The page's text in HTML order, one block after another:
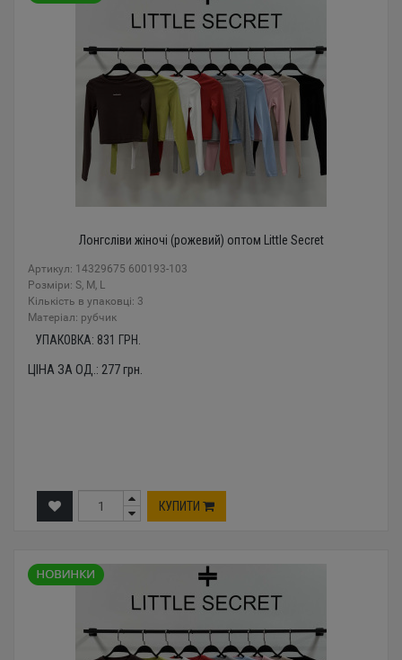
Лонгсліви жіночі (рожевий) оптом Little Secret
Артикул: 14329675 600193-103
Розміри: S, M, L
Кількість в упаковці: 3
Mатеріал: рубчик
УПАКОВКА: 831 ГРН.
ЦІНА ЗА ОД.: 277грн.
КУПИТИ